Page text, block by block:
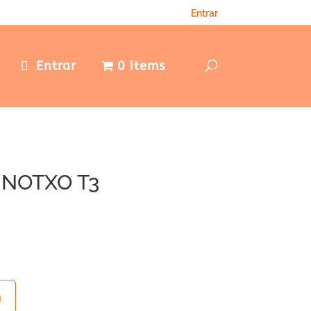
Entrar
Entrar 0 items
T3